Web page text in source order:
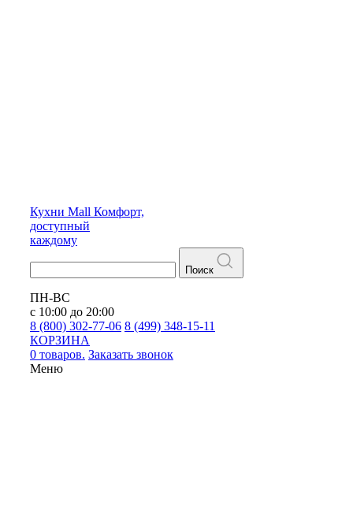
Кухни Mall Комфорт,
доступный
каждому
Поиск
ПН-ВС
с 10:00 до 20:00
8 (800) 302-77-06 8 (499) 348-15-11
КОРЗИНА
0 товаров. Заказать звонок
Меню